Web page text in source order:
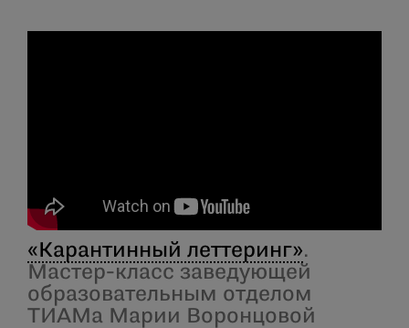
«Карантинный леттеринг».
Мастер-класс заведующей
образовательным отделом
ТИАМа Марии Воронцовой